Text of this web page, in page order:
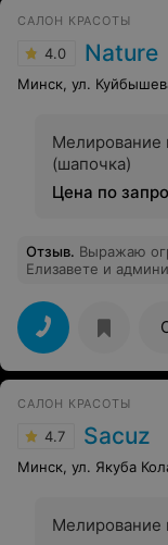
САЛОН КРАСОТЫ
4.0 Nature
Минск, ул.
Мелирование
(шапочка)
Цена по
Отзыв. Выражаю
Елизавете и
очень рекомендую.
САЛОН КРАСОТЫ
4.7 Sacuz
Минск, ул. Якуба
Мелирование